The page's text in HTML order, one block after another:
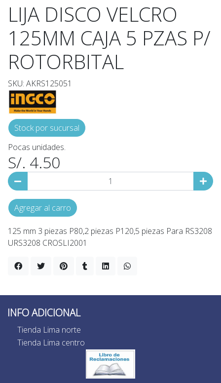
LIJA DISCO VELCRO
125MM CAJA 5 PZAS P/
ROTORBITAL
SKU: AKRS125051
Stock por sucursal
Pocas unidades.
S/. 4.50
Agregar al carro
125 mm 3 piezas P80,2 piezas P120,5 piezas Para RS3208
URS3208 CROSLI2001
INFO ADICIONAL
Tienda Lima norte
Tienda Lima centro